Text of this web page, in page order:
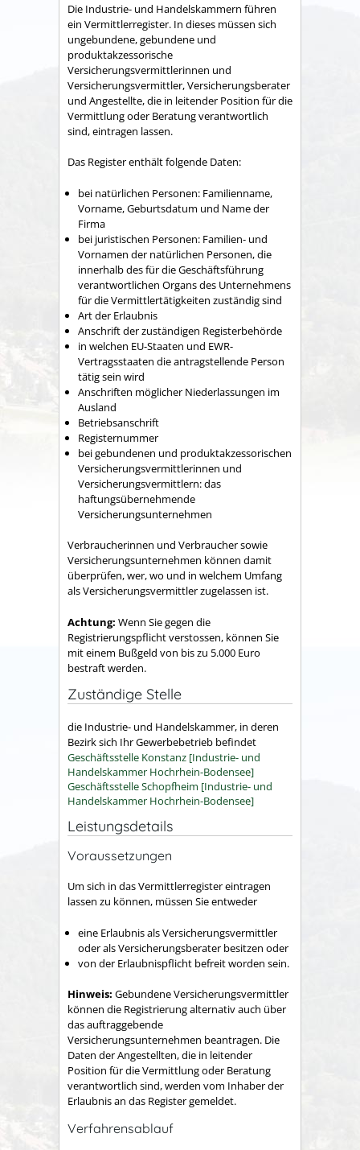
Die Industrie- und Handelskammern führen
ein Vermittlerregister. In dieses müssen sich
ungebundene, gebundene und
produktakzessorische
Versicherungsvermittlerinnen und
Versicherungsvermittler, Versicherungsberater
und Angestellte, die in leitender Position für die
Vermittlung oder Beratung verantwortlich
sind, eintragen lassen.
Das Register enthält folgende Daten:
bei natürlichen Personen: Familienname,
Vorname, Geburtsdatum und Name der
Firma
bei juristischen Personen: Familien- und
Vornamen der natürlichen Personen, die
innerhalb des für die Geschäftsführung
verantwortlichen Organs des Unternehmens
für die Vermittlertätigkeiten zuständig sind
Art der Erlaubnis
Anschrift der zuständigen Registerbehörde
in welchen EU-Staaten und EWR-
Vertragsstaaten die antragstellende Person
tätig sein wird
Anschriften möglicher Niederlassungen im
Ausland
Betriebsanschrift
Registernummer
bei gebundenen und produktakzessorischen
Versicherungsvermittlerinnen und
Versicherungsvermittlern: das
haftungsübernehmende
Versicherungsunternehmen
Verbraucherinnen und Verbraucher sowie
Versicherungsunternehmen können damit
überprüfen, wer, wo und in welchem Umfang
als Versicherungsvermittler zugelassen ist.
Achtung: Wenn Sie gegen die
Registrierungspflicht verstossen, können Sie
mit einem Bußgeld von bis zu 5.000 Euro
bestraft werden.
Zuständige Stelle
die Industrie- und Handelskammer, in deren
Bezirk sich Ihr Gewerbebetrieb befindet
Geschäftsstelle Konstanz [Industrie- und
Handelskammer Hochrhein-Bodensee]
Geschäftsstelle Schopfheim [Industrie- und
Handelskammer Hochrhein-Bodensee]
Leistungsdetails
Voraussetzungen
Um sich in das Vermittlerregister eintragen
lassen zu können, müssen Sie entweder
eine Erlaubnis als Versicherungsvermittler
oder als Versicherungsberater besitzen oder
von der Erlaubnispflicht befreit worden sein.
Hinweis: Gebundene Versicherungsvermittler
können die Registrierung alternativ auch über
das auftraggebende
Versicherungsunternehmen beantragen. Die
Daten der Angestellten, die in leitender
Position für die Vermittlung oder Beratung
verantwortlich sind, werden vom Inhaber der
Erlaubnis an das Register gemeldet.
Verfahrensablauf